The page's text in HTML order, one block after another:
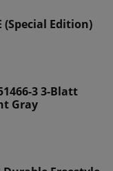
(Special Edition)
3 3-Blatt
Gray